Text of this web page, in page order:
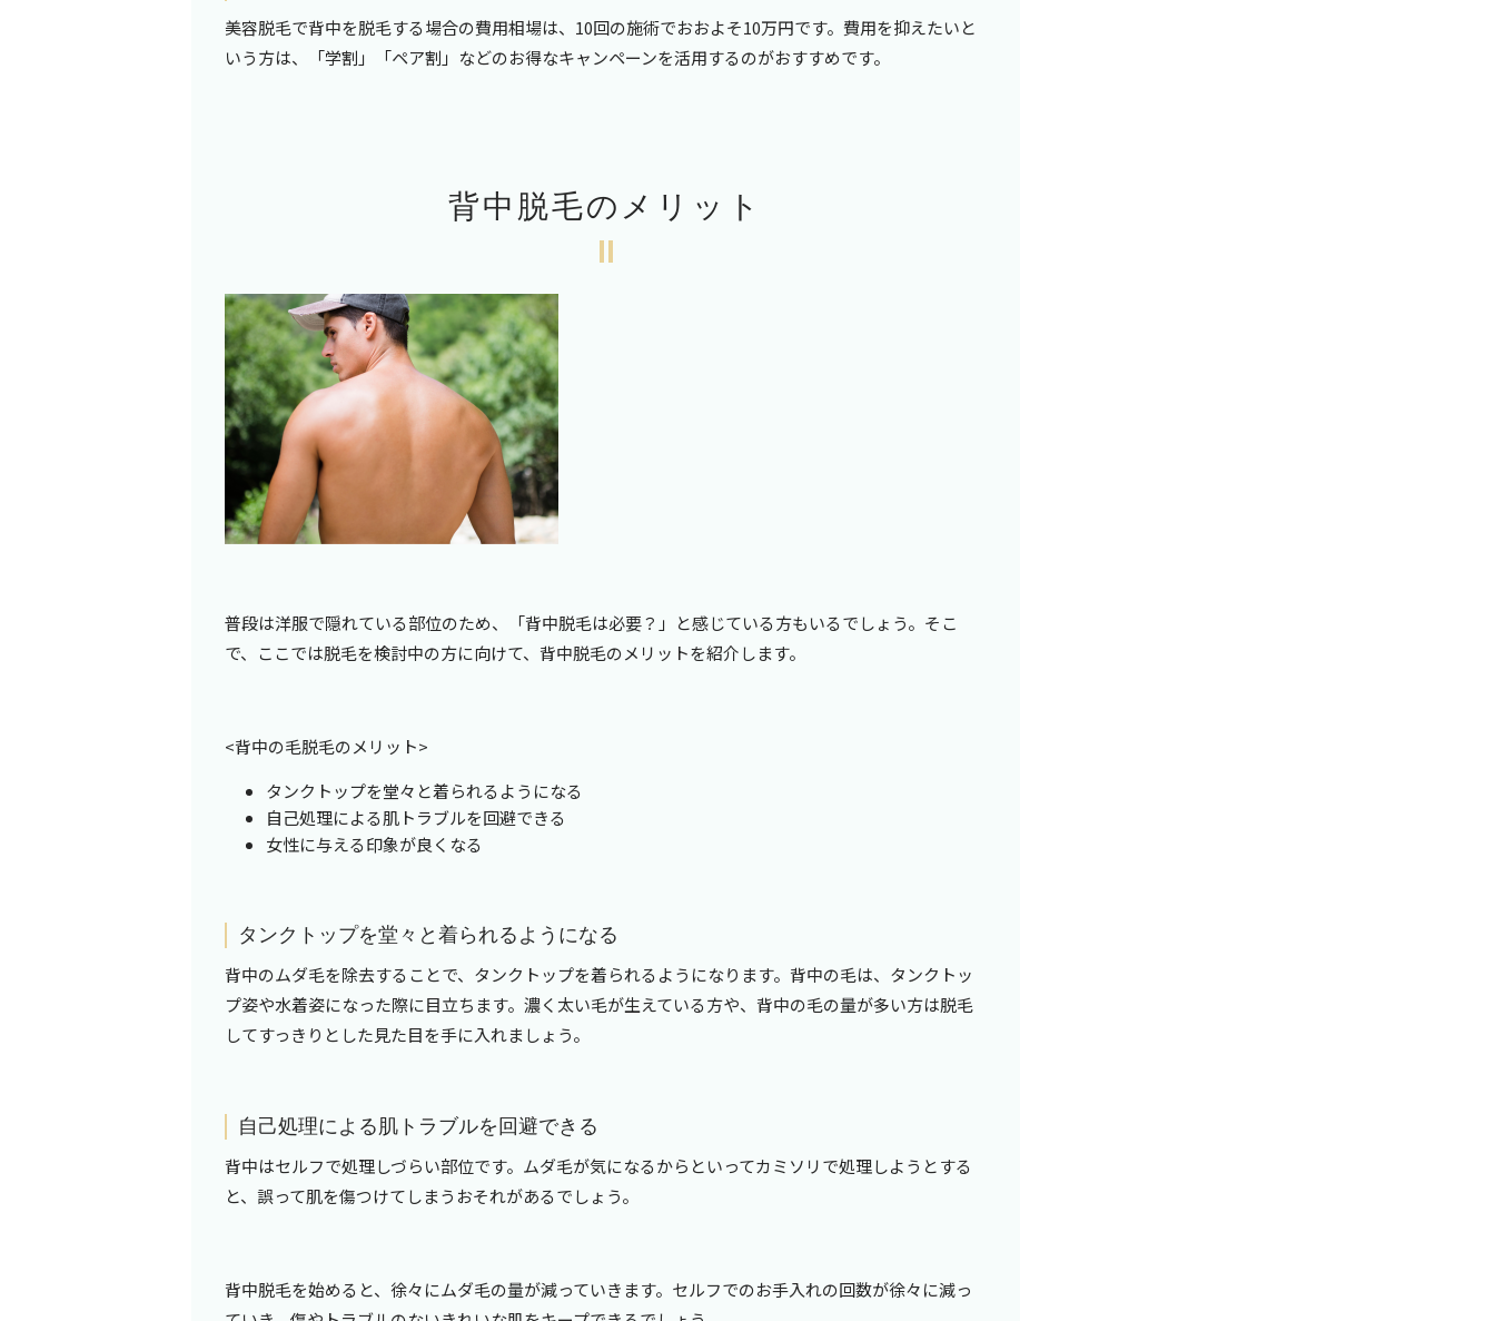
美容脱毛で背中を脱毛する場合の費用相場は、 10回の施術でおおよそ10万円です。費用を抑えたいと
いう方は、「学割」「ペア割」などのお得なキャンペーンを活用するのがおすすめです。
背中脱毛のメリット
普段は洋服で隠れている部位のため、「背中脱毛は必要？」と感じている方もいるでしょう。そこ
で、ここでは脱毛を検討中の方に向けて、背中脱毛のメリットを紹介します。
<背中の毛脱毛のメリット>
タンクトップを堂々と着られるようになる
自己処理による肌トラブルを回避できる
女性に与える印象が良くなる
タンクトップを堂々と着られるようになる
背中のムダ毛を除去することで、タンクトップを着られるようになります。背中の毛は、タンクトッ
プ姿や水着姿になった際に目立ちます。濃く太い毛が生えている方や、背中の毛の量が多い方は脱毛
してすっきりとした見た目を手に入れましょう。
自己処理による肌トラブルを回避できる
背中はセルフで処理しづらい部位です。ムダ毛が気になるからといってカミソリで処理しようとする
と、誤って肌を傷つけてしまうおそれがあるでしょう。
背中脱毛を始めると、徐々にムダ毛の量が減っていきます。セルフでのお手入れの回数が徐々に減っ